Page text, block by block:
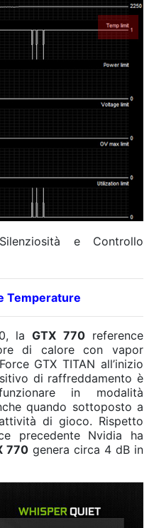
e Controllo
Temperature
laGTX 770reference
di calore con vapor
GTX TITAN all’inizio
di raffreddamento è
in modalità
quando sottoposto a
di gioco. Rispetto
precedente Nvidia ha
770 genera circa 4 dB in